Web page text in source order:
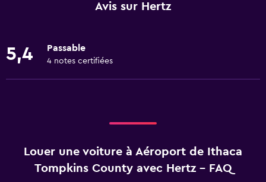
Avis sur Hertz
5,4 Passable
4 notes certifiées
Louer une voiture à Aéroport de Ithaca
Tompkins County avec Hertz - FAQ